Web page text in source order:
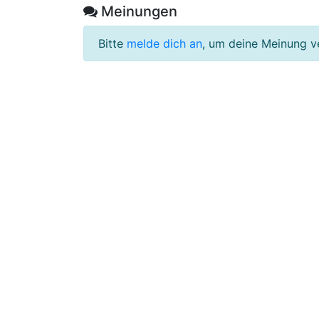
Meinungen
Bitte melde dich an, um deine Meinung